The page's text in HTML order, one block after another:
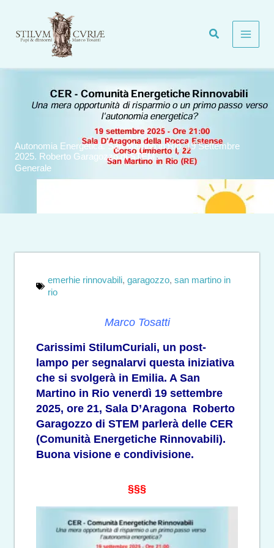
contenuto
Autonomia Energetica. San Martino in Rio, 19 Settembre
2025. Roberto Garagozzo di STEM.
Generale
emerhie rinnovabili, garagozzo, san martino in
rio
Marco Tosatti
Carissimi StilumCuriali, un post-
lampo per segnalarvi questa iniziativa
che si svolgerà in Emilia. A San
Martino in Rio venerdì 19 settembre
2025, ore 21, Sala D’Aragona Roberto
Garagozzo di STEM parlerà delle CER
(Comunità Energetiche Rinnovabili).
Buona visione e condivisione.
§§§